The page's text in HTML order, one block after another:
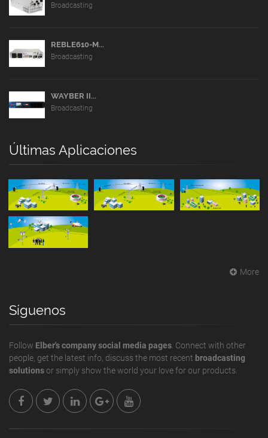
Broadcasting
REBLE610-M...
Broadcasting
WAYBER II...
Broadcasting
Últimas Aplicaciones
More
Síguenos
Follow Elber's company social media pages . Connect with other
people, get the latest info, discuss the most recent broadcasting
solutionsor simply show the world your love for our products.